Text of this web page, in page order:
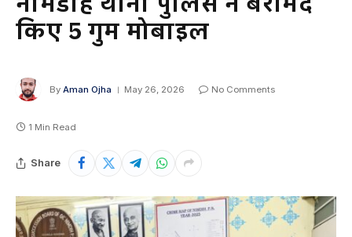
किए 5 गुम मोबाइल
By Aman Ojha May 26, 2026 No Comments
1 Min Read
Share